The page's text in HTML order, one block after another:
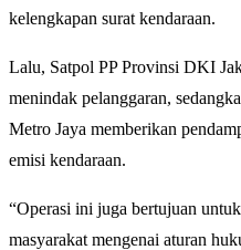
kelengkapan surat kendaraan.
Lalu, Satpol PP Provinsi DKI
menindak pelanggaran,
Metro Jaya memberikan
emisi kendaraan.
“Operasi ini juga bertujuan
masyarakat mengenai aturan